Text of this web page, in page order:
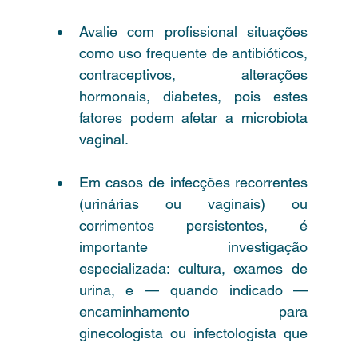
Avalie com profissional situações
como uso frequente de antibióticos,
contraceptivos, alterações
hormonais, diabetes, pois estes
fatores podem afetar a microbiota
vaginal.
Em casos de infecções recorrentes
(urinárias ou vaginais) ou
corrimentos persistentes, é
importante investigação
especializada: cultura, exames de
urina, e — quando indicado —
encaminhamento para
ginecologista ou infectologista que